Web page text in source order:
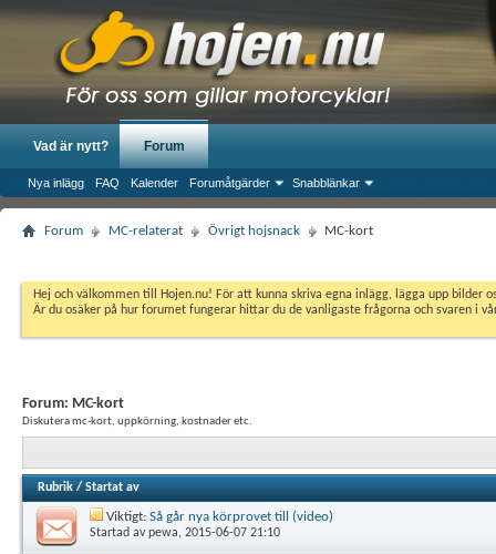
Vad är nytt? Forum
Nya inlägg FAQ Kalender Forumåtgärder Snabblänkar
Forum MC-relaterat Övrigt hojsnack MC-kort
Hej och välkommen till Hojen.nu! För att kunna skriva egna inlägg, lägga upp
Är du osäker på hur forumet fungerar hittar du de vanligaste frågorna och svaren i
Forum: MC-kort
Diskutera mc-kort, uppkörning, kostnader etc.
Rubrik / Startat av
Viktigt: Så går nya körprovet till (video)
Startad avpewa, 2015-06-07 21:10